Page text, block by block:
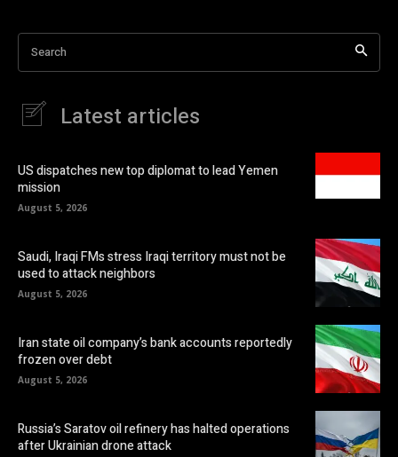
Search
Latest articles
US dispatches new top diplomat to lead Yemen
mission
August 5, 2026
Saudi, Iraqi FMs stress Iraqi territory must not be
used to attack neighbors
August 5, 2026
Iran state oil company’s bank accounts reportedly
frozen over debt
August 5, 2026
Russia’s Saratov oil refinery has halted operations
after Ukrainian drone attack